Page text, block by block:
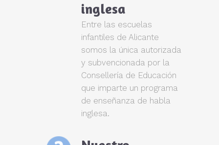
inglesa
Entre las escuelas
infantiles de Alicante
somos la única autorizada
y subvencionada por la
Consellería de Educación
que imparte un programa
de enseñanza de habla
inglesa.